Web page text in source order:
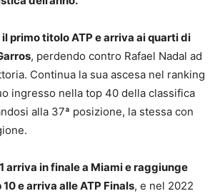
primo titolo ATP e arriva ai quarti di
, perdendo contro Rafael Nadal ad
Continua la sua ascesa nel ranking
ingresso nella top 40 della classifica
alla 37ª posizione, la stessa con
arriva in finale a Miami e raggiunge
e arriva alle ATP Finals, e nel 2022